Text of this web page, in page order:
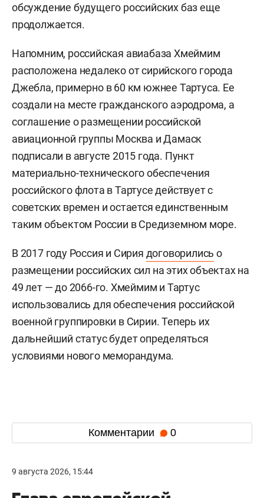
обсуждение будущего российских баз еще
продолжается.
Напомним, российская авиабаза Хмеймим
расположена недалеко от сирийского города
Джебла, примерно в 60 км южнее Тартуса. Ее
создали на месте гражданского аэродрома, а
соглашение о размещении российской
авиационной группы Москва и Дамаск
подписали в августе 2015 года. Пункт
материально-технического обеспечения
российского флота в Тартусе действует с
советских времен и остается единственным
таким объектом России в Средиземном море.
В 2017 году Россия и Сирия договорились о
размещении российских сил на этих объектах на
49 лет — до 2066-го. Хмеймим и Тартус
использовались для обеспечения российской
военной группировки в Сирии. Теперь их
дальнейший статус будет определяться
условиями нового меморандума.
Комментарии 0
9 августа 2026, 15:44